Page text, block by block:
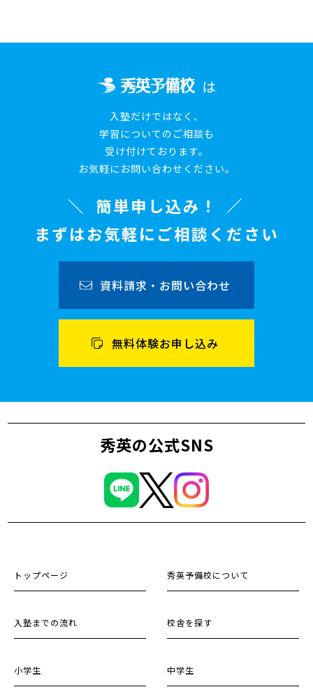
は
入塾だけではなく、
学習についてのご相談も
受け付けております。
お気軽にお問い合わせください。
簡単申し込み！
まずはお気軽にご相談ください
資料請求・お問い合わせ
無料体験お申し込み
秀英の公式SNS
トップページ 秀英予備校について
入塾までの流れ 校舎を探す
小学生 中学生